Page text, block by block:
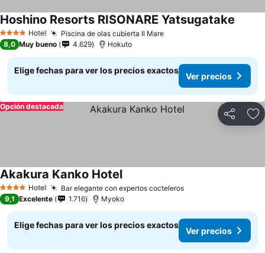
4 EstrellasHotel Piscina de olas cubierta Il MareVer precios
Hoshino Resorts RISONARE Yatsugatake
8,0 Muy bueno 4.629 Hokuto
Elige fechas para ver los precios exactos
Ver precios
Compartir
Opción destacada
4 EstrellasHotel Bar elegante con expertos coctelerosVer precios
Akakura Kanko HotelVer precios
9,1 Excelente 1.716 Myoko
Elige fechas para ver los precios exactos
Ver precios